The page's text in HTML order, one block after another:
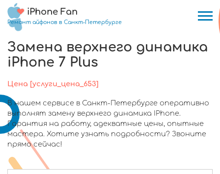
iPhone Fan
Ремонт айфонов в Санкт-Петербурге
Замена верхнего динамика
iPhone 7 Plus
Цена [услуги_цена_653]
В нашем сервисе в Санкт-Петербурге оперативно
выполнят замену верхнего динамика IPhone.
Гарантия на работу, адекватные цены, опытные
мастера. Хотите узнать подробности? Звоните
прямо сейчас!